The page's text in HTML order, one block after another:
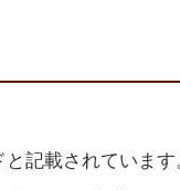
記載されています